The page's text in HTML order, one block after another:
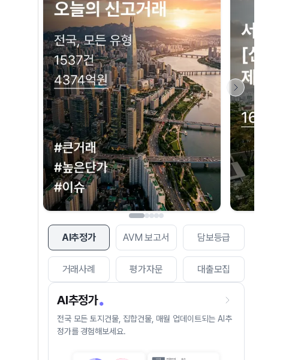
AI추정가 AVM 보고서 담보등급
거래사례 평가자문 대출모집
AI추정가
전국 모든 토지건물, 집합건물, 매월 업데이트되는 AI추
정가를 경험해보세요.